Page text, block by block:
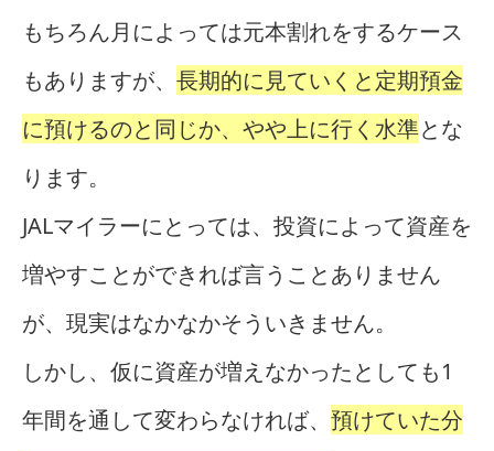
もちろん月によっては元本割れをするケース
もありますが、 長期的に見ていくと定期預金
に預けるのと同じか、やや上に行く水準とな
ります。
JALマイラーにとっては、投資によって資産を
増やすことができれば言うことありません
が、現実はなかなかそういきません。
しかし、仮に資産が増えなかったとしても1
年間を通して変わらなければ、 預けていた分